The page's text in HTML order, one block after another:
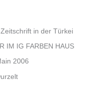
in der Türkei
IM IG FARBEN HAUS
2006